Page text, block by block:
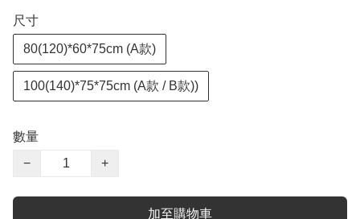
尺寸
80(120)*60*75cm (A款)
100(140)*75*75cm (A款 / B款))
數量
−
+
加至購物車